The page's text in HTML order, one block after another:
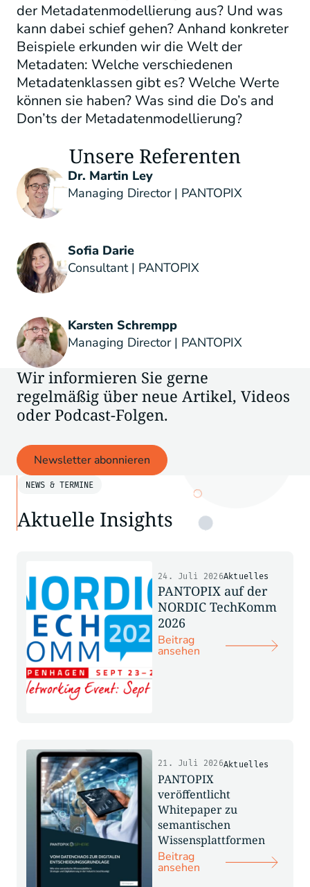
der Metadatenmodellierung aus? Und was
kann dabei schief gehen? Anhand konkreter
Beispiele erkunden wir die Welt der
Metadaten: Welche verschiedenen
Metadatenklassen gibt es? Welche Werte
können sie haben? Was sind die Do’s and
Don’ts der Metadatenmodellierung?
Unsere Referenten
Dr. Martin Ley
Managing Director | PANTOPIX
Sofia Darie
Consultant | PANTOPIX
Karsten Schrempp
Managing Director | PANTOPIX
Wir informieren Sie gerne
regelmäßig über neue Artikel, Videos
oder Podcast-Folgen.
Newsletter abonnieren
NEWS & TERMINE
Aktuelle Insights
Aktuelles
24. Juli 2026
PANTOPIX auf der
NORDIC TechKomm
2026
Beitrag
ansehen
Aktuelles
21. Juli 2026
PANTOPIX
veröffentlicht
Whitepaper zu
semantischen
Wissensplattformen
Beitrag
ansehen